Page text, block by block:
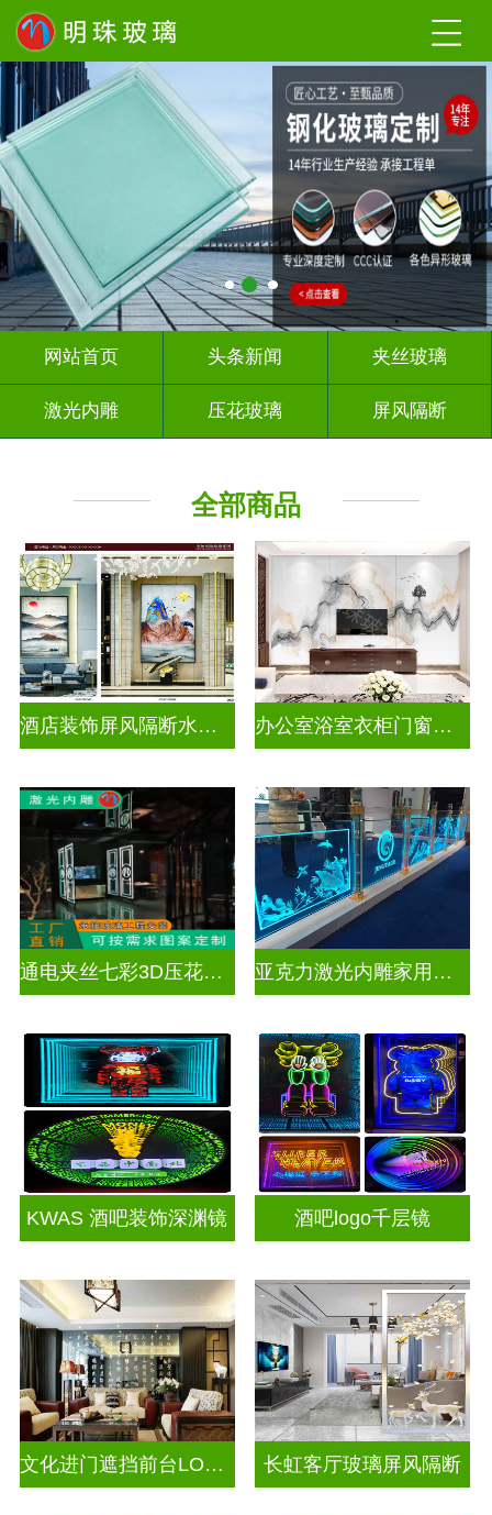
网站首页 头条新闻 夹丝玻璃
激光内雕 压花玻璃 屏风隔断
全部商品
酒店装饰屏风隔断水墨山水画玻璃 办公室浴室衣柜门窗户山水画玻璃
通电夹丝七彩3D压花激光内雕玻璃 亚克力激光内雕家用玄关隔断
KWAS 酒吧装饰深渊镜 酒吧logo千层镜
文化进门遮挡前台LOGO电视玻璃背景墙 长虹客厅玻璃屏风隔断